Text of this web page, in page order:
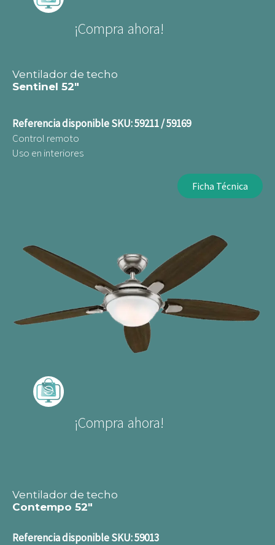
¡Compra ahora!
Ventilador de techo
Sentinel 52"
Referencia disponibleSKU: 59211 / 59169
Control remoto
Uso en interiores
Ficha Técnica
¡Compra ahora!
Ventilador de techo
Contempo 52"
Referencia disponibleSKU: 59013